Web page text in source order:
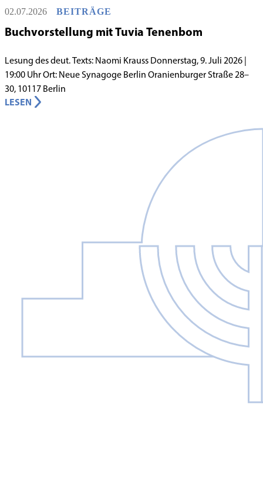
innergemeindlichen Wandels entstand bereits 1983 die Idee, eine
jüdische Grundschule zu gründen.
02.07.2026 BEITRÄGE
Buchvorstellung mit Tuvia Tenenbom
Lesung des deut. Texts: Naomi Krauss Donnerstag, 9. Juli 2026 |
19:00 Uhr Ort: Neue Synagoge Berlin Oranienburger Straße 28–
30, 10117 Berlin
LESEN